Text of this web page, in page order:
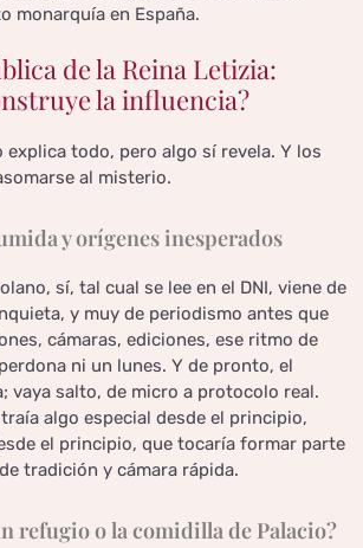
monarquía en España.
de la Reina Letizia:
la influencia?
explica todo, pero algo sí revela. Y los
al misterio.
y orígenes inesperados
sí, tal cual se lee en el DNI, viene de
y muy de periodismo antes que
cámaras, ediciones, ese ritmo de
ni un lunes. Y de pronto, el
vaya salto, de micro a protocolo real.
algo especial desde el principio,
el principio, que tocaría formar parte
tradición y cámara rápida.
refugio o la comidilla de Palacio?